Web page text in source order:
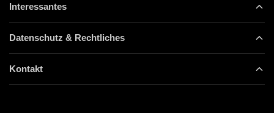
Interessantes
Datenschutz & Rechtliches
Kontakt